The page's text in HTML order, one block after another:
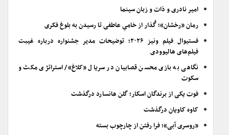
امیر نادری و ذات و زبان سینما
رمان «رخشان»؛ گُذار از خامیِ عاطفی تا رسیدن به بلوغ فکری
فستیوال فیلم ونیز ۲۰۲۶؛ توضیحات مدیر جشنواره درباره غیبت
فیلم‌های هالیوودی
نگاهی به بازی محسن قصابیان در سریال «کلاغ»/ استراتژی مکث و
سکوت
فوت یکی از برندگان اسکار؛ گلن هانسارد درگذشت
کاوه کاویان درگذشت
«روسری آبی»؛ فرا رفتن از چارچوب بسته